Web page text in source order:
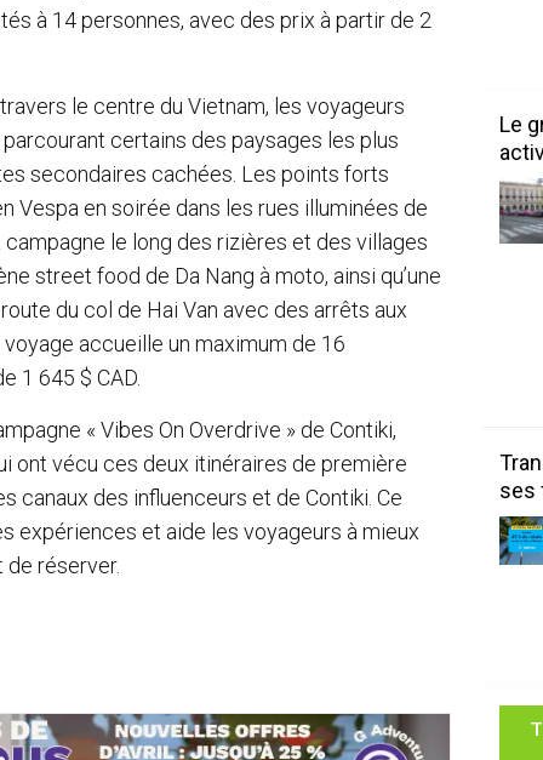
à 14 personnes, avec des prix à partir de 2
le centre du Vietnam, les voyageurs
certains des paysages les plus
secondaires cachées. Les points forts
Vespa en soirée dans les rues illuminées de
campagne le long des rizières et des villages
street food de Da Nang à moto, ainsi qu’une
du col de Hai Van avec des arrêts aux
accueille un maximum de 16
1 645 $ CAD.
« Vibes On Overdrive » de Contiki,
ont vécu ces deux itinéraires de première
canaux des influenceurs et de Contiki. Ce
expériences et aide les voyageurs à mieux
de réserver.
Le
ses